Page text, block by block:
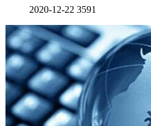
2020-12-22 3591